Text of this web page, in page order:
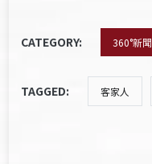
CATEGORY: 360°新聞
TAGGED: 客家人